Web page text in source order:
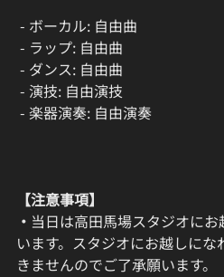
- ボーカル: 自由曲
- ラップ: 自由曲
- ダンス: 自由曲
- 演技: 自由演技
- 楽器演奏: 自由演奏
【注意事項】
・ 当日は高田馬場スタジオに
います。スタジオにお越しに
きませんのでご了承願います。